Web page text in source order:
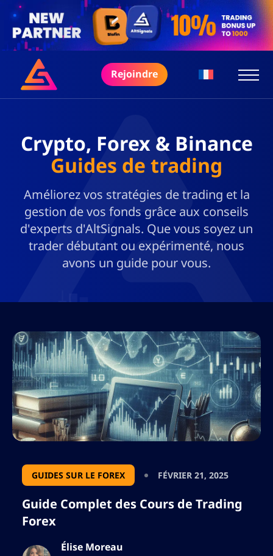
Rejoindre
Crypto, Forex & Binance
Guides de trading
Améliorez vos stratégies de trading et la
gestion de vos fonds grâce aux conseils
d'experts d'AltSignals. Que vous soyez un
trader débutant ou expérimenté, nous
avons un guide pour vous.
GUIDES SUR LE FOREX FÉVRIER 21, 2025
Guide Complet des Cours de Trading
Forex
Élise Moreau